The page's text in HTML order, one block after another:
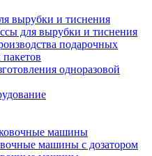
вырубки и тиснения
для вырубки и тиснения
подарочных
одноразовой
машины
машины с дозатором